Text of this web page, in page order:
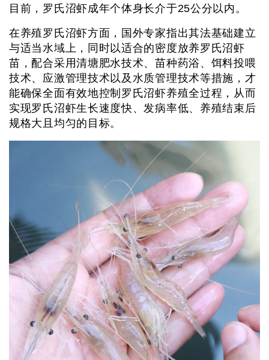
目前，罗氏沼虾成年个体身长介于25公分以内。
在养殖罗氏沼虾方面，国外专家指出其法基础建立
与适当水域上，同时以适合的密度放养罗氏沼虾
苗，配合采用清塘肥水技术、苗种药浴、饵料投喂
技术、应激管理技术以及水质管理技术等措施，才
能确保全面有效地控制罗氏沼虾养殖全过程，从而
实现罗氏沼虾生长速度快、发病率低、养殖结束后
规格大且均匀的目标。